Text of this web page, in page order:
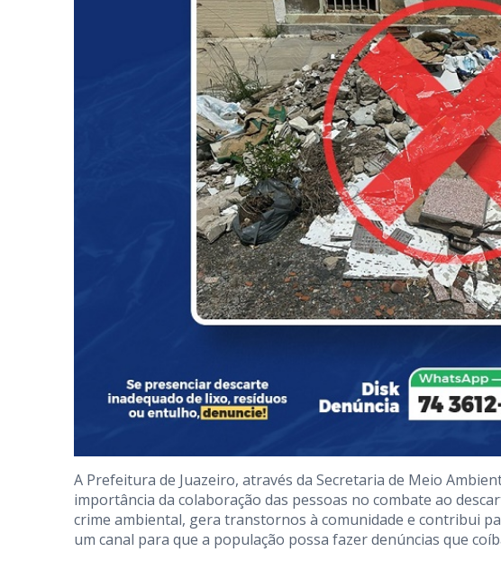
A Prefeitura de Juazeiro, através da Secretaria de Meio
importância da colaboração das pessoas no combate ao
crime ambiental, gera transtornos à comunidade e contribui
um canal para que a população possa fazer denúncias que